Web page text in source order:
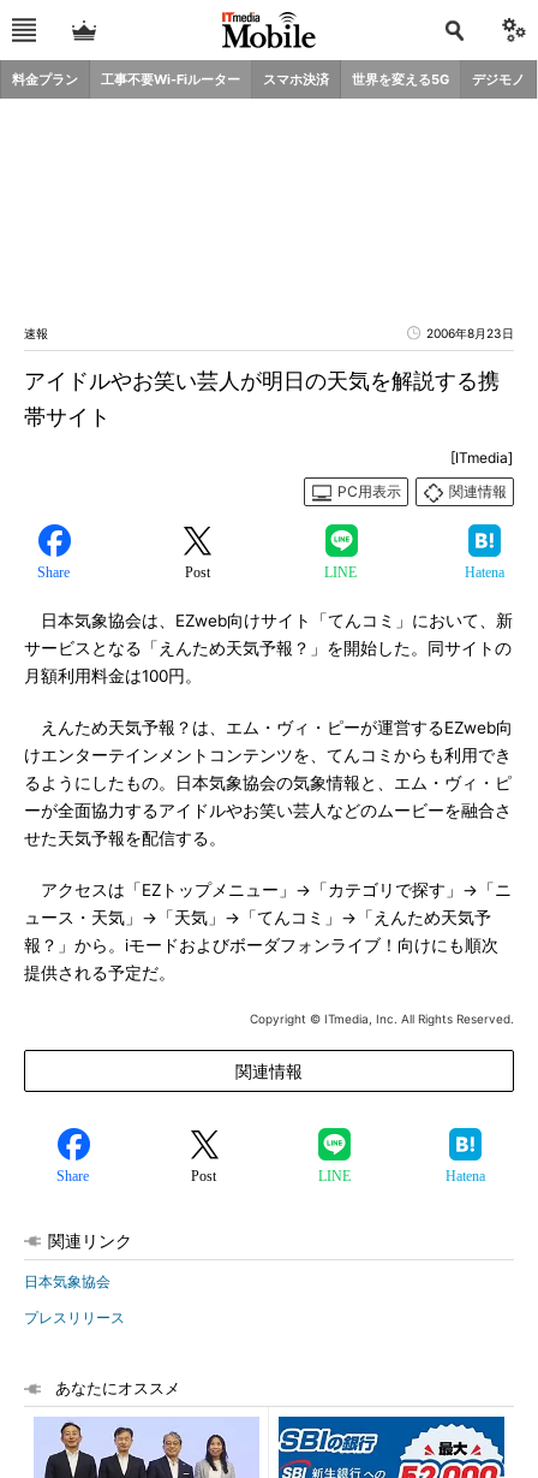
料金プラン 工事不要Wi-Fiルーター スマホ決済 世界を変える5G デジモノ
速報 2006年8月23日
アイドルやお笑い芸人が明日の天気を解説する携
帯サイト
[ITmedia]
PC用表示
関連情報
Share Post LINE Hatena
日本気象協会は、EZweb向けサイト「てんコミ」において、新
サービスとなる「えんため天気予報？」を開始した。同サイトの
月額利用料金は100円。
えんため天気予報？は、エム・ヴィ・ピーが運営するEZweb向
けエンターテインメントコンテンツを、てんコミからも利用でき
るようにしたもの。日本気象協会の気象情報と、エム・ヴィ・ピ
ーが全面協力するアイドルやお笑い芸人などのムービーを融合さ
せた天気予報を配信する。
アクセスは「EZトップメニュー」→「カテゴリで探す」→「ニ
ュース・天気」→「天気」→「てんコミ」→「えんため天気予
報？」から。iモードおよびボーダフォンライブ！向けにも順次
提供される予定だ。
Copyright © ITmedia, Inc. All Rights Reserved.
関連情報
Share Post LINE Hatena
関連リンク
日本気象協会
プレスリリース
あなたにオススメ